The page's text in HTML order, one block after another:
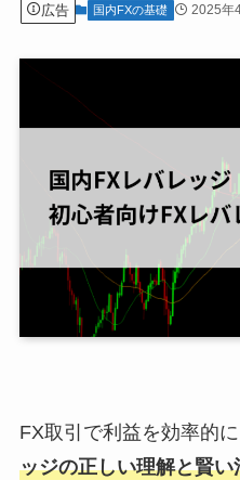
広告 国内FXの基礎 2025年
FX取引で利益を効率的に
ッジの正しい理解と賢い